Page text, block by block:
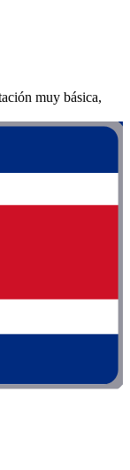
muy básica,